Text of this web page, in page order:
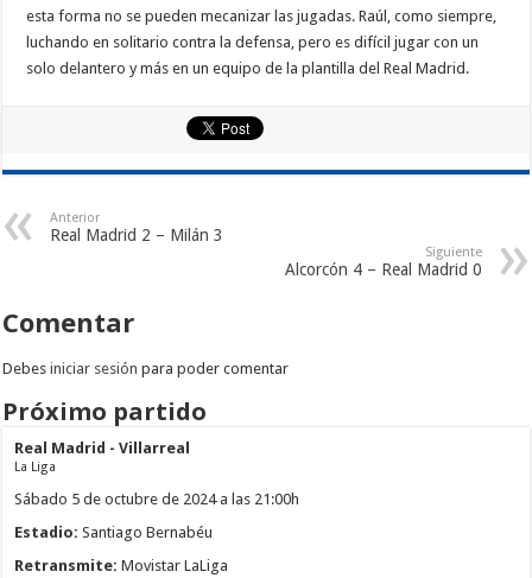
esta forma no se pueden mecanizar las jugadas. Raúl, como siempre,
luchando en solitario contra la defensa, pero es difícil jugar con un
solo delantero y más en un equipo de la plantilla del Real Madrid.
Anterior
Real Madrid 2 – Milán 3
Siguiente
Alcorcón 4 – Real Madrid 0
Comentar
Debesiniciar sesión para poder comentar
Próximo partido
Real Madrid - Villarreal
La Liga
Sábado 5 de octubre de 2024 a las 21:00h
Estadio: Santiago Bernabéu
Retransmite: Movistar LaLiga